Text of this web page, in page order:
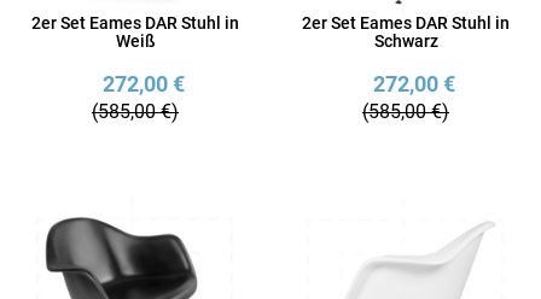
2er Set Eames DAR Stuhl in
Weiß
272,00 €
(585,00 €)
2er Set Eames DAR Stuhl in
Schwarz
272,00 €
(585,00 €)